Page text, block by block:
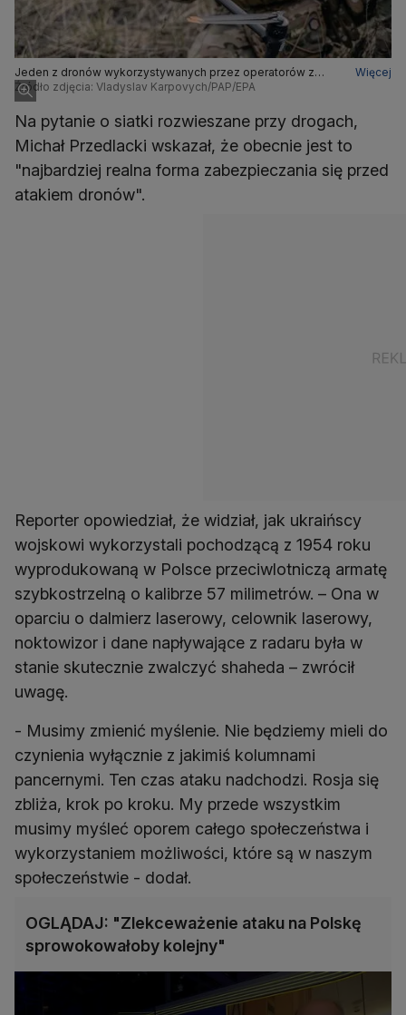
Jeden z dronów wykorzystywanych przez operatorów z
ukraińskiego Wywiadu Lotniczego
Więcej
Źródło zdjęcia: Vladyslav Karpovych/PAP/EPA
Na pytanie o siatki rozwieszane przy drogach,
Michał Przedlacki wskazał, że obecnie jest to
"najbardziej realna forma zabezpieczania się przed
atakiem dronów".
Reporter opowiedział, że widział, jak ukraińscy
wojskowi wykorzystali pochodzącą z 1954 roku
wyprodukowaną w Polsce przeciwlotniczą armatę
szybkostrzelną o kalibrze 57 milimetrów. – Ona w
oparciu o dalmierz laserowy, celownik laserowy,
noktowizor i dane napływające z radaru była w
stanie skutecznie zwalczyć shaheda – zwrócił
uwagę.
- Musimy zmienić myślenie. Nie będziemy mieli do
czynienia wyłącznie z jakimiś kolumnami
pancernymi. Ten czas ataku nadchodzi. Rosja się
zbliża, krok po kroku. My przede wszystkim
musimy myśleć oporem całego społeczeństwa i
wykorzystaniem możliwości, które są w naszym
społeczeństwie - dodał.
OGLĄDAJ: "Zlekceważenie ataku na Polskę
sprowokowałoby kolejny"